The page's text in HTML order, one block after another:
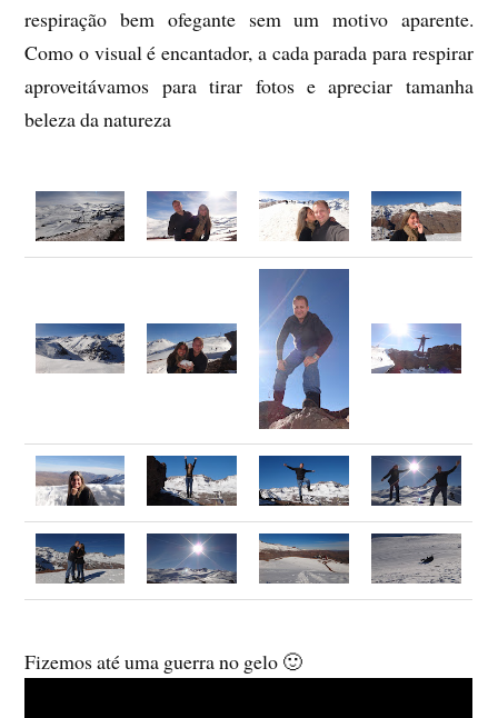
respiração bem ofegante sem um motivo aparente.
Como o visual é encantador, a cada parada para respirar
aproveitávamos para tirar fotos e apreciar tamanha
beleza da natureza
Fizemos até uma guerra no gelo 🙂